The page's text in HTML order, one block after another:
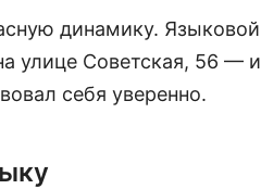
динамику. Языковой
улице Советская, 56 — и
себя уверенно.